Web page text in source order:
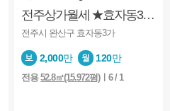
전주상가월세 ★효자동3가★대로변★코너건물
전주시 완산구 효자동3가
2,000만 120만
전용52.8㎡(15.972평)ㅣ6 / 1